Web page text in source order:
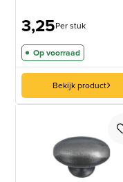
3,25Per stuk
Op voorraad
Bekijk product